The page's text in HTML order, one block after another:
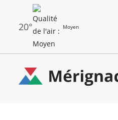
principal
20° Moyen
dernières
alertes